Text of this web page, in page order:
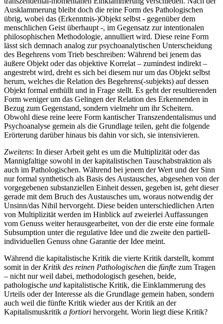
Ausklammerung bleibt doch die reine Form des Pathologischen
übrig, wobei das (Erkenntnis-)Objekt selbst - gegenüber dem
menschlichen Geist überhaupt -, im Gegensatz zur intentionalen
philosophischen Methodologie, annulliert wird. Diese reine Form
lässt sich demnach analog zur psychoanalytischen Unterscheidung
des Begehrens vom Trieb beschreiben: Während bei jenem das
äußere Objekt oder das objektive Korrelat – zumindest indirekt –
angestrebt wird, dreht es sich bei diesem nur um das Objekt selbst
herum, welches die Relation des Begehrens(-subjekts) auf dessen
Objekt formal enthüllt und in Frage stellt. Es geht der resultierenden
Form weniger um das Gelingen der Relation des Erkennenden in
Bezug zum Gegenstand, sondern vielmehr um ihr Scheitern.
Obwohl diese reine leere Form kantischer Transzendentalismus und
Psychoanalyse gemein als die Grundlage teilen, geht die folgende
Erörterung darüber hinaus bis dahin vor sich, sie intensivieren.
Zweitens: In dieser Arbeit geht es um die Multiplizität oder das
Mannigfaltige sowohl in der kapitalistischen Tauschabstraktion als
auch im Pathologischen. Während bei jenem der Wert und der Sinn
nur formal synthetisch als Basis des Austausches, abgesehen von der
vorgegebenen substanziellen Einheit dessen, gegeben ist, geht dieser
gerade mit dem Bruch des Austausches um, woraus notwendig der
Unsinn/das Nihil hervorgeht. Diese beiden unterschiedlichen Arten
von Multiplizität werden im Hinblick auf zweierlei Auffassungen
vom Genuss weiter herausgearbeitet, von der die erste eine formale
Subsumption unter die regulative Idee und die zweite den partiell-
individuellen Genuss ohne Garantie der Idee meint.
Während die kapitalistische Kritik die vierte Kritik darstellt, kommt
somit in der Kritik des reinen Pathologischen die fünfte zum Tragen
– nicht nur weil dabei, methodologisch gesehen, beide,
pathologische und kapitalistische Kritik, die Einklammerung des
Urteils oder der Interesse als die Grundlage gemein haben, sondern
auch weil die fünfte Kritik wieder aus der Kritik an der
Kapitalismuskritik a fortiori hervorgeht. Worin liegt diese Kritik?